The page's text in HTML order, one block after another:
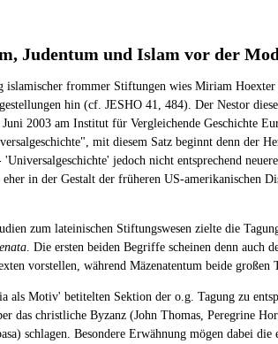
Judentum und Islam vor der
frommer Stiftungen wies Miriam Hoexter
hin (cf. JESHO 41, 484). Der Nestor
2003 am Institut für Vergleichende
mit diesem Satz beginnt denn der
jedoch nicht entsprechend
in der Gestalt der früheren US-
zum lateinischen Stiftungswesen zielte die
. Die ersten beiden Begriffe scheinen denn auch
vorstellen, während Mäzenatentum beide großen
Motiv' betitelten Sektion der o.g. Tagung zu
christliche Byzanz (John Thomas, Peregrine
schlagen. Besondere Erwähnung mögen dabei